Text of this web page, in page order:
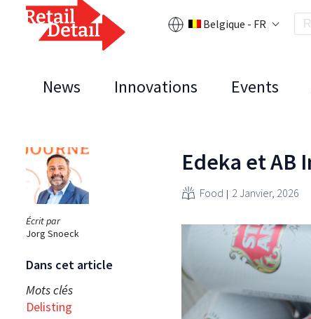
Belgique - FR
News Innovations Events
Écrit par
Jorg Snoeck
Dans cet article
Mots clés
Delisting
Edeka et AB
Food 2 Janvier, 2026